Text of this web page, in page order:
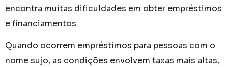
encontra muitas dificuldades em obter empréstimos
e financiamentos.
Quando ocorrem empréstimos para pessoas com o
nome sujo, as condições envolvem taxas mais altas,